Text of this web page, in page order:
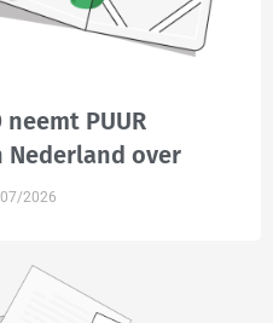
neemt PUUR
Nederland over
2026